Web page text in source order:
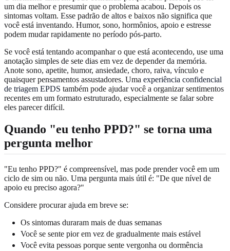
um dia melhor e presumir que o problema acabou. Depois os
sintomas voltam. Esse padrão de altos e baixos não significa que
você está inventando. Humor, sono, hormônios, apoio e estresse
podem mudar rapidamente no período pós-parto.
Se você está tentando acompanhar o que está acontecendo, use uma
anotação simples de sete dias em vez de depender da memória.
Anote sono, apetite, humor, ansiedade, choro, raiva, vínculo e
quaisquer pensamentos assustadores. Uma experiência confidencial
de triagem EPDS também pode ajudar você a organizar sentimentos
recentes em um formato estruturado, especialmente se falar sobre
eles parecer difícil.
Quando "eu tenho PPD?" se torna uma
pergunta melhor
"Eu tenho PPD?" é compreensível, mas pode prender você em um
ciclo de sim ou não. Uma pergunta mais útil é: "De que nível de
apoio eu preciso agora?"
Considere procurar ajuda em breve se:
Os sintomas duraram mais de duas semanas
Você se sente pior em vez de gradualmente mais estável
Você evita pessoas porque sente vergonha ou dormência